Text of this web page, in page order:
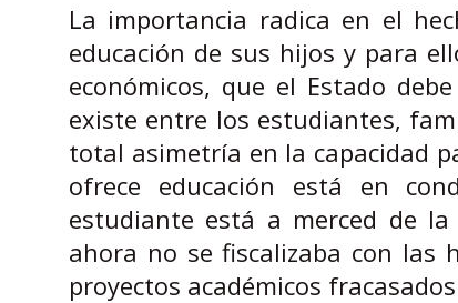
La importancia radica en el
educación de sus hijos y para
económicos, que el Estado
existe entre los estudiantes,
total asimetría en la capacidad
ofrece educación está en
estudiante está a merced de
ahora no se fiscalizaba con las
proyectos académicos